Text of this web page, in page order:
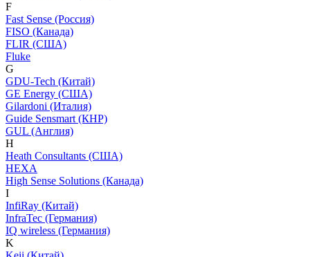
F
Fast Sense (Россия)
FISO (Канада)
FLIR (США)
Fluke
G
GDU-Tech (Китай)
GE Energy (США)
Gilardoni (Италия)
Guide Sensmart (КНР)
GUL (Англия)
H
Heath Consultants (США)
HEXA
High Sense Solutions (Канада)
I
InfiRay (Китай)
InfraTec (Германия)
IQ wireless (Германия)
K